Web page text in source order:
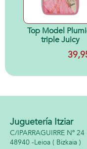
Top Model
triple Juicy
Juguetería Itziar
C/IPARRAGUIRRE Nº 24
48940 -Leioa ( Bizkaia )